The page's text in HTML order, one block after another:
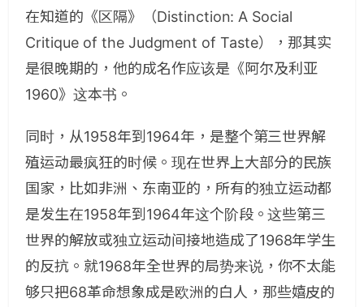
在知道的《区隔》（Distinction: A Social
Critique of the Judgment of Taste），那其实
是很晚期的，他的成名作应该是《阿尔及利亚
1960》这本书。
同时，从1958年到1964年，是整个第三世界解
殖运动最疯狂的时候。现在世界上大部分的民族
国家，比如非洲、东南亚的，所有的独立运动都
是发生在1958年到1964年这个阶段。这些第三
世界的解放或独立运动间接地造成了1968年学生
的反抗。就1968年全世界的局势来说，你不太能
够只把68革命想象成是欧洲的白人，那些嬉皮的